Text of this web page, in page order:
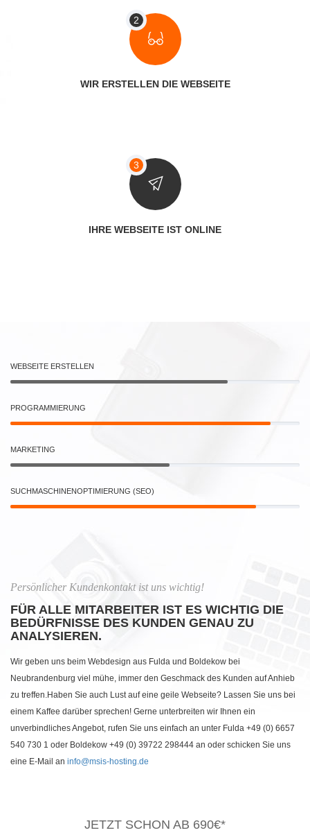
WIR ERSTELLEN DIE WEBSEITE
IHRE WEBSEITE IST ONLINE
WEBSEITE ERSTELLEN
PROGRAMMIERUNG
MARKETING
SUCHMASCHINENOPTIMIERUNG (SEO)
Persönlicher Kundenkontakt ist uns wichtig!
FÜR ALLE MITARBEITER IST ES WICHTIG DIE
BEDÜRFNISSE DES KUNDEN GENAU ZU
ANALYSIEREN.
Wir geben uns beim Webdesign aus Fulda und Boldekow bei
Neubrandenburg viel mühe, immer den Geschmack des Kunden auf Anhieb
zu treffen.Haben Sie auch Lust auf eine geile Webseite? Lassen Sie uns bei
einem Kaffee darüber sprechen! Gerne unterbreiten wir Ihnen ein
unverbindliches Angebot, rufen Sie uns einfach an unter Fulda +49 (0) 6657
540 730 1 oder Boldekow +49 (0) 39722 298444 an oder schicken Sie uns
eine E-Mail an info@msis-hosting.de
JETZT SCHON AB 690€*